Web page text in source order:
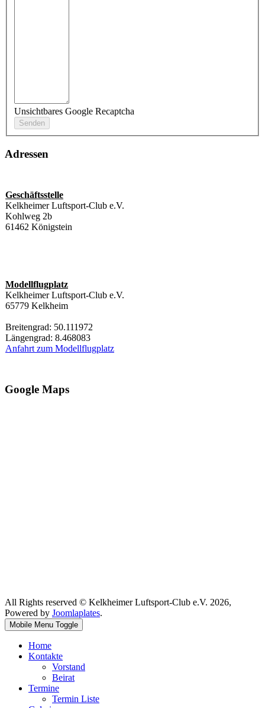
Unsichtbares Google Recaptcha
Adressen
Geschäftsstelle
Kelkheimer Luftsport-Club e.V.
Kohlweg 2b
61462 Königstein
Modellflugplatz
Kelkheimer Luftsport-Club e.V.
65779 Kelkheim
Breitengrad: 50.111972
Längengrad: 8.468083
Anfahrt zum Modellflugplatz
Google Maps
All Rights reserved © Kelkheimer Luftsport-Club e.V. 2026,
Powered by Joomlaplates.
Mobile Menu Toggle
Home
Kontakte
Vorstand
Beirat
Termine
Termin Liste